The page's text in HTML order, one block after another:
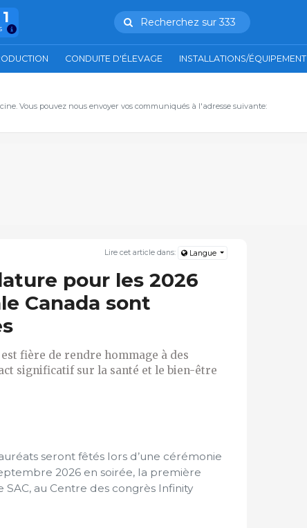
Recherchez sur 333
CONDUITE D'ÉLEVAGE INSTALLATIONS/ÉQUIPEMENT
Vous pouvez nous envoyer vos communiqués à l'adresse suivante:
Lire cet article dans: Langue
pour les 2026
Canada sont
fière de rendre hommage à des
significatif sur la santé et le bien-être
seront fêtés lors d’une cérémonie
2026 en soirée, la première
au Centre des congrès Infinity